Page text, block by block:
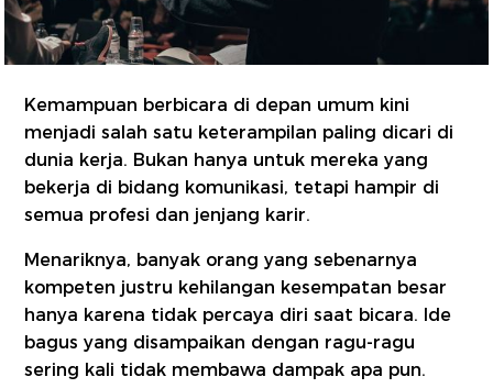
Kemampuan berbicara di depan umum kini
menjadi salah satu keterampilan paling dicari di
dunia kerja. Bukan hanya untuk mereka yang
bekerja di bidang komunikasi, tetapi hampir di
semua profesi dan jenjang karir.
Menariknya, banyak orang yang sebenarnya
kompeten justru kehilangan kesempatan besar
hanya karena tidak percaya diri saat bicara. Ide
bagus yang disampaikan dengan ragu-ragu
sering kali tidak membawa dampak apa pun.